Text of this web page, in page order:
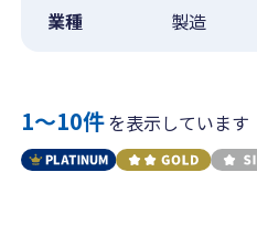
業種
製造
1〜10件を表示しています